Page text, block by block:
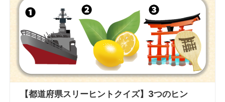
【都道府県スリーヒントクイズ】3つのヒン